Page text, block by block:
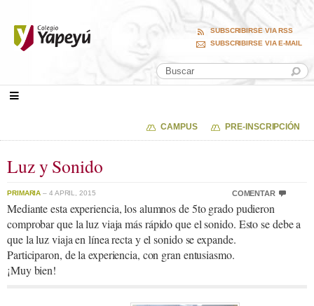
SUBSCRIBIRSE VIA RSS
SUBSCRIBIRSE VIA E-MAIL
CAMPUS PRE-INSCRIPCIÓN
Luz y Sonido
PRIMARIA – 4 APRIL, 2015 COMENTAR
Mediante esta experiencia, los alumnos de 5to grado pudieron
comprobar que la luz viaja más rápido que el sonido. Esto se debe a
que la luz viaja en línea recta y el sonido se expande.
Participaron, de la experiencia, con gran entusiasmo.
¡Muy bien!